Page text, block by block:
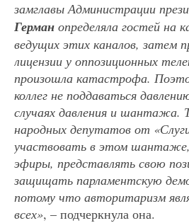
замглавы Администрации
Герман определяла гостей на
ведущих этих каналов, затем
лицензии у оппозиционных
произошла катастрофа.
коллег не поддаваться
случаях давления и шантажа.
народных депутатов от
участвовать в этом
эфиры, представлять свою
защищать парламентскую
потому что авторитаризм
всех», – подчеркнула она.